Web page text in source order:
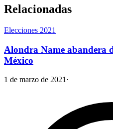
Relacionadas
Elecciones 2021
Alondra Name abandera
México
1 de marzo de 2021 ·